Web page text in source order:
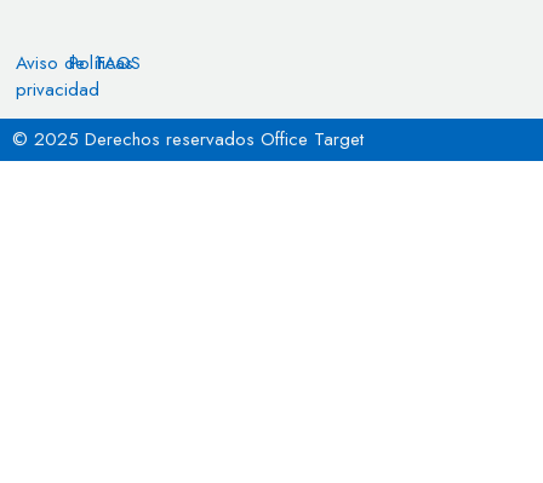
Aviso de
privacidad
Políticas
FAQS
© 2025 Derechos reservados Office Target